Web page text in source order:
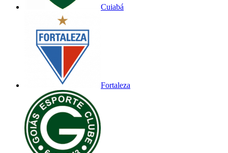
Cuiabá
Fortaleza